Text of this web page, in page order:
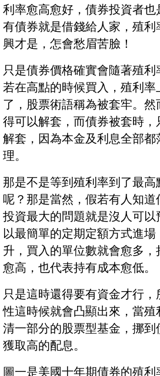
利率愈高愈好，債券投資者
有債券就是借錢給人家，殖
興才是，怎會愁眉苦臉！
只是債券價格確實會隨著殖利
若在高點的時候買入，殖利
了，股票術語稱為被套牢。
得可以解套，而債券被套時
解套，因為本金及利息全部
理。
那是不是等到殖利率到了最
呢？那是當然，假若有人知
投資最大的問題就是沒人可
以最簡單的定期定額方式進
升，買入的單位數就會愈多
愈高，也代表持有成本愈低。
只是這時還得要有資金才行
性這時候就會凸顯出來，當殖
清一部分的股票型基金，挪
獲取高的配息。
圖一是美國十年期債券的殖利